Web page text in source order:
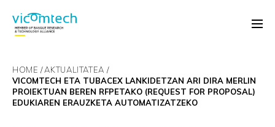
HOME
AKTUALITATEA
VICOMTECH ETA TUBACEX LANKIDETZAN ARI DIRA MERLIN
PROIEKTUAN BEREN RFPETAKO (REQUEST FOR PROPOSAL)
EDUKIAREN ERAUZKETA AUTOMATIZATZEKO